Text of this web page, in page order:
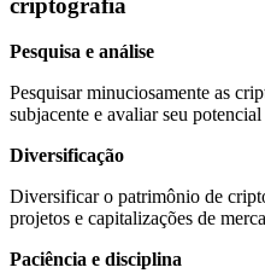
Pesquisa e análise
Pesquisar minuciosamente as
subjacente e avaliar seu
Diversificação
Diversificar o patrimônio de
projetos e capitalizações de
Paciência e disciplina